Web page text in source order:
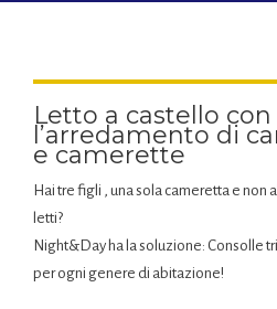
Letto a castello
l’arredamento di
e camerette
Hai tre figli , una sola cameretta e non
letti?
Night&Day ha la soluzione: Consolle
per ogni genere di abitazione!